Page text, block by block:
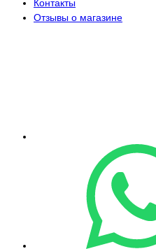
Контакты
Отзывы о магазине